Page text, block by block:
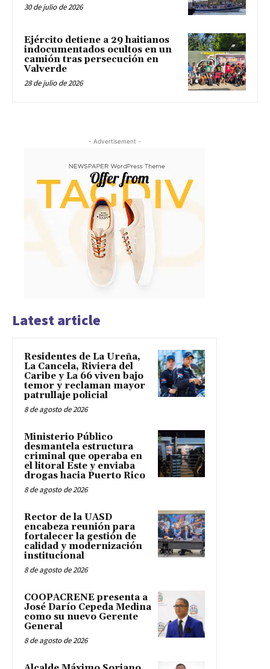
30 de julio de 2026
Ejército detiene a 29 haitianos
indocumentados ocultos en un
camión tras persecución en
Valverde
28 de julio de 2026
- Advertisement -
Latest article
Residentes de La Ureña,
La Cancela, Riviera del
Caribe y La 66 viven bajo
temor y reclaman mayor
patrullaje policial
8 de agosto de 2026
Ministerio Público
desmantela estructura
criminal que operaba en
el litoral Este y enviaba
drogas hacia Puerto Rico
8 de agosto de 2026
Rector de la UASD
encabeza reunión para
fortalecer la gestión de
calidad y modernización
institucional
8 de agosto de 2026
COOPACRENE presenta a
José Darío Cepeda Medina
como su nuevo Gerente
General
8 de agosto de 2026